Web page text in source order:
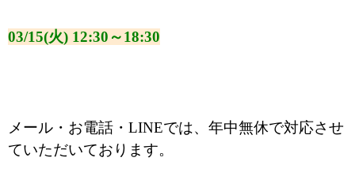
03/15(火) 12:30～18:30
メール・お電話・LINEでは、年中無休で対応させ
ていただいております。